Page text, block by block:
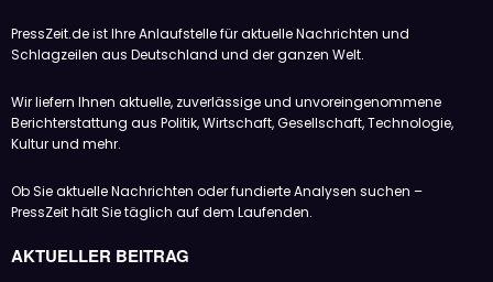
PressZeit.de ist Ihre Anlaufstelle für aktuelle Nachrichten und
Schlagzeilen aus Deutschland und der ganzen Welt.
Wir liefern Ihnen aktuelle, zuverlässige und unvoreingenommene
Berichterstattung aus Politik, Wirtschaft, Gesellschaft, Technologie,
Kultur und mehr.
Ob Sie aktuelle Nachrichten oder fundierte Analysen suchen –
PressZeit hält Sie täglich auf dem Laufenden.
AKTUELLER BEITRAG